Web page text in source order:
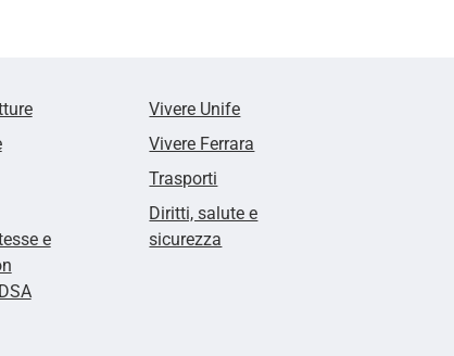
e
Vivere Unife
Vivere Ferrara
Trasporti
Diritti, salute e
sicurezza